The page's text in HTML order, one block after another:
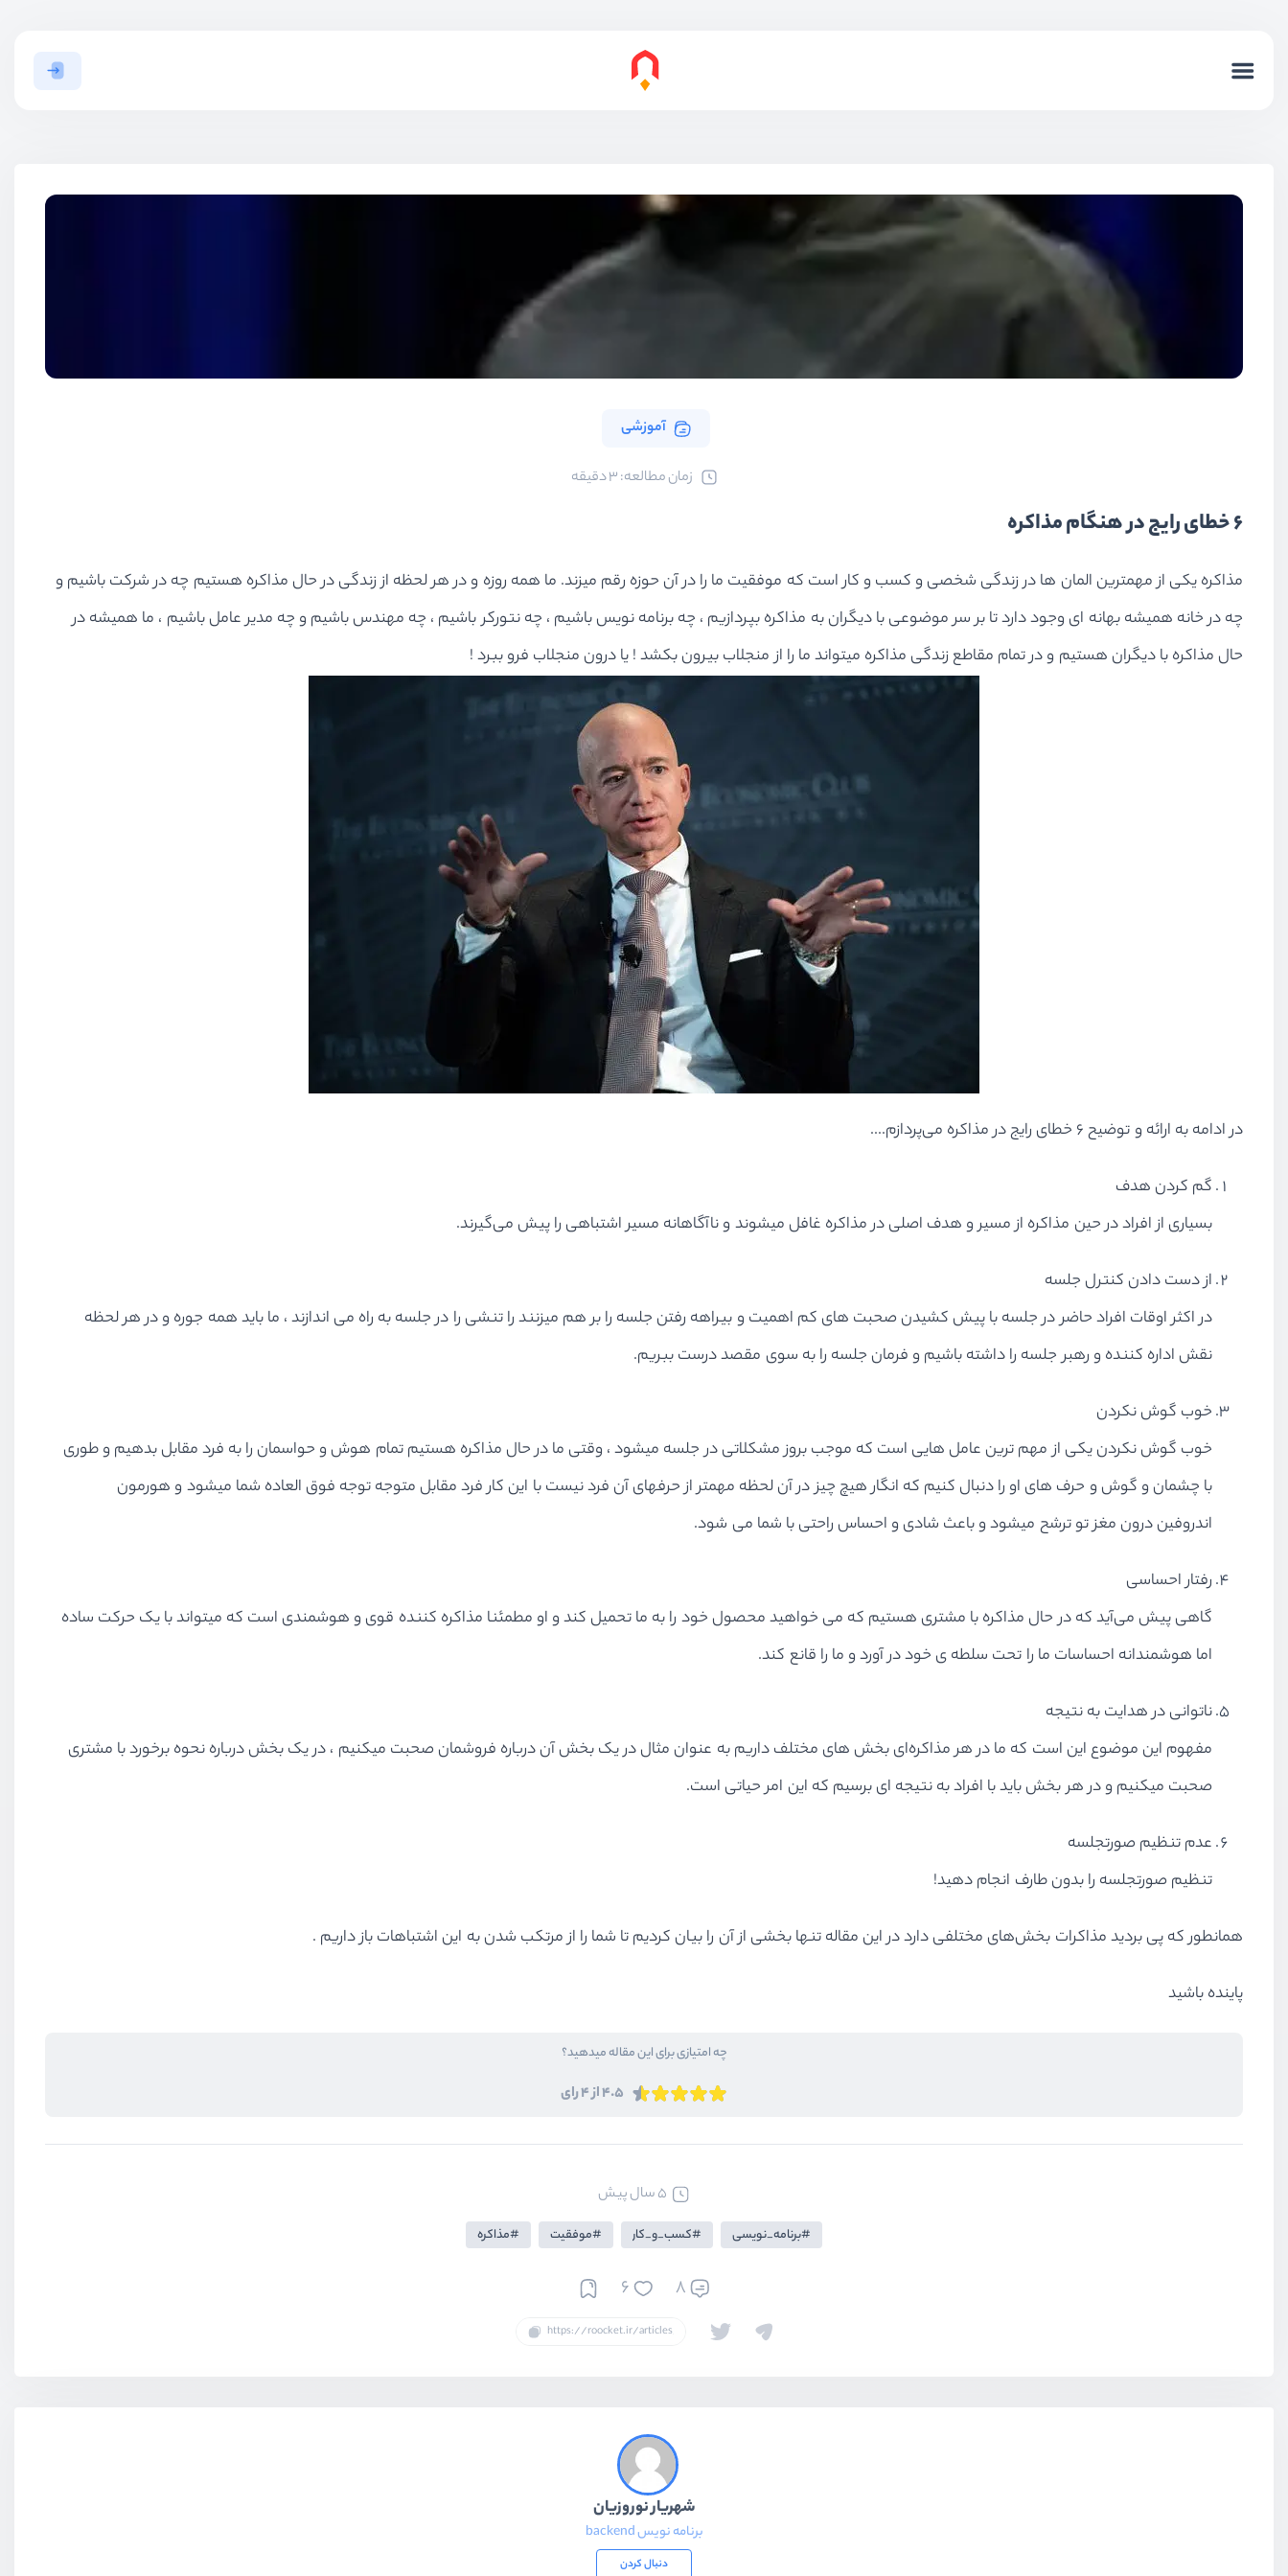
آموزشی
ﺯﻣﺎﻥ ﻣﻄﺎﻟﻌﻪ: 3 دقیقه
۶ خطای رایج در هنگام مذاکره
مذاکره یکی از مهمترین المان ها در زندگی شخصی و کسب و کار است که موفقیت ما را در آن حوزه رقم میزند. ما همه روزه و در هر لحظه از زندگی در حال مذاکره هستیم چه در شرکت باشیم و
چه در خانه همیشه بهانه ای وجود دارد تا بر سر موضوعی با دیگران به مذاکره بپردازیم ، چه برنامه نویس باشیم ، چه نتورکر باشیم ، چه مهندس باشیم و چه مدیر عامل باشیم ، ما همیشه در
حال مذاکره با دیگران هستیم و در تمام مقاطع زندگی مذاکره میتواند ما را از منجلاب بیرون بکشد ! یا درون منجلاب فرو ببرد !
در ادامه به ارائه و توضیح ۶ خطای رایج در مذاکره می‌پردازم....
گم کردن هدف
بسیاری از افراد در حین مذاکره از مسیر و هدف اصلی در مذاکره غافل میشوند و ناآگاهانه مسیر اشتباهی را پیش می‌گیرند.
از دست دادن کنترل جلسه
در اکثر اوقات افراد حاضر در جلسه با پیش کشیدن صحبت های کم اهمیت و بیراهه رفتن جلسه را بر هم میزنند را تنشی را در جلسه به راه می اندازند ، ما باید همه جوره و در هر لحظه
نقش اداره کننده و رهبر جلسه را داشته باشیم و فرمان جلسه را به سوی مقصد درست ببریم.
خوب گوش نکردن
خوب گوش نکردن یکی از مهم ترین عامل هایی است که موجب بروز مشکلاتی در جلسه میشود ، وقتی ما در حال مذاکره هستیم تمام هوش و حواسمان را به فرد مقابل بدهیم و طوری
با چشمان و گوش و حرف های او را دنبال کنیم که انگار هیچ چیز در آن لحظه مهمتر از حرفهای آن فرد نیست با این کار فرد مقابل متوجه توجه فوق العاده شما میشود و هورمون
اندروفین درون مغز تو ترشح میشود و باعث شادی و احساس راحتی با شما می شود.
رفتار احساسی
گاهی پیش می‌آید که در حال مذاکره با مشتری هستیم که می خواهید محصول خود را به ما تحمیل کند و او مطمئنا مذاکره کننده قوی و هوشمندی است که میتواند با یک حرکت ساده
اما هوشمندانه احساسات ما را تحت سلطه ی خود در آورد و ما را قانع کند.
ناتوانی در هدایت به نتیجه
مفهوم این موضوع این است که ما در هر مذاکره‌ای بخش های مختلف داریم به عنوان مثال در یک بخش آن درباره فروشمان صحبت میکنیم ، در یک بخش درباره نحوه برخورد با مشتری
صحبت میکنیم و در هر بخش باید با افراد به نتیجه ای برسیم که این امر حیاتی است.
عدم تنظیم صورتجلسه
تنظیم صورتجلسه را بدون طارف انجام دهید!
همانطور که پی بردید مذاکرات بخش‌های مختلفی دارد در این مقاله تنها بخشی از آن را بیان کردیم تا شما را از مرتکب شدن به این اشتباهات باز داریم .
پاینده باشید
چه امتیازی برای این مقاله میدهید؟
4.5 از 4 رای
5 سال پیش
برنامه_نویسی کسب_و_کار موفقیت مذاکره
8
6
شهریار نوروزیان
برنامه نویس backend
دنبال کردن